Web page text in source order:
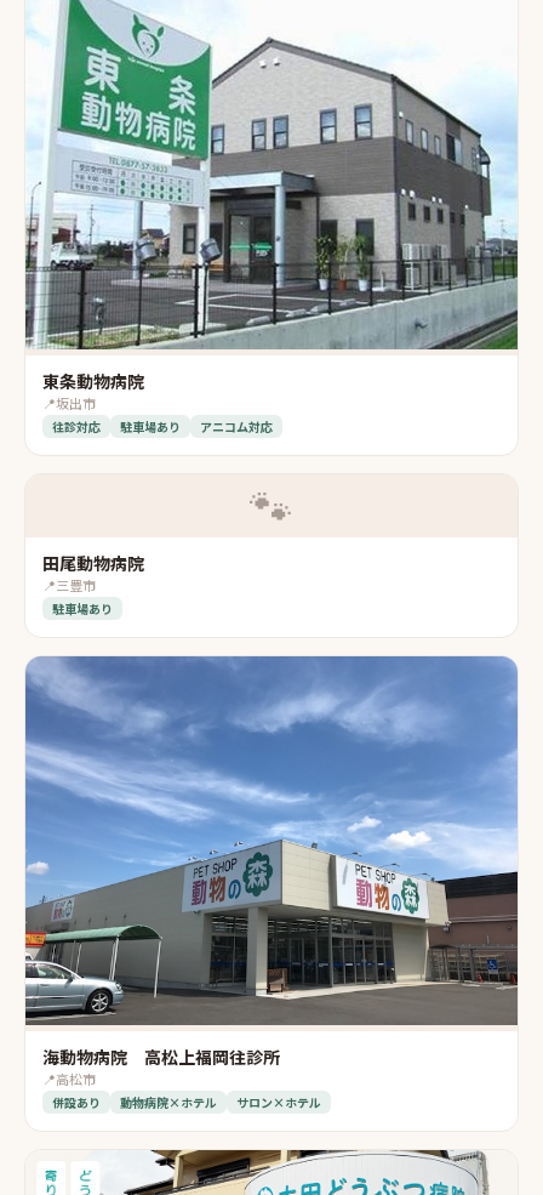
東条動物病院
📍坂出市
往診対応 駐車場あり アニコム対応
🐾
田尾動物病院
📍三豊市
駐車場あり
海動物病院 高松上福岡往診所
📍高松市
併設あり 動物病院×ホテル サロン×ホテル